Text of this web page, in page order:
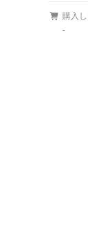
購入
-